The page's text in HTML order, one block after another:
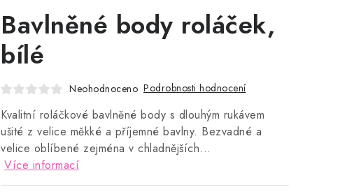
Bavlněné body roláček,
bílé
Neohodnoceno Podrobnosti hodnocení
Kvalitní roláčkové bavlněné body s dlouhým rukávem
ušité z velice měkké a příjemné bavlny. Bezvadné a
velice oblíbené zejména v chladnějších...
Více informací